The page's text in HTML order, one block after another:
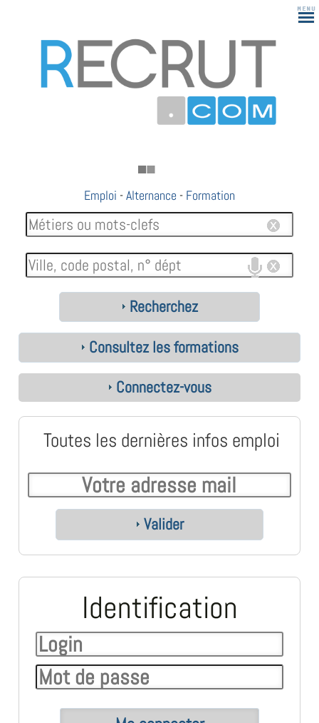
Emploi -Alternance - Formation
Recherchez
Consultez les formations
Connectez-vous
Toutes les dernières infos emploi
Valider
Identification